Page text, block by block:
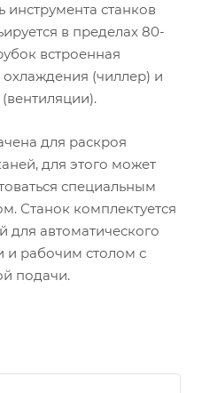
станков
в пределах 80-
встроенная
(чиллер) и
для раскроя
для этого может
специальным
Станок комплектуется
для автоматического
и рабочим столом с
подачи.